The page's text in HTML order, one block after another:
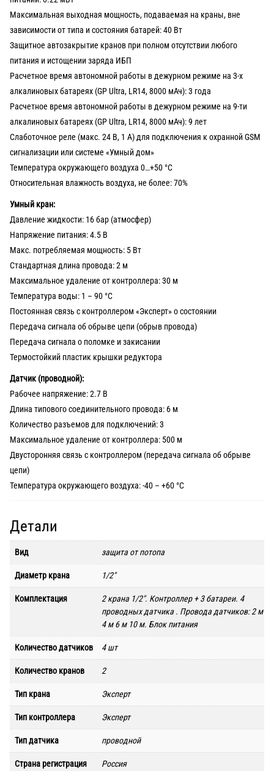
Максимальная выходная мощность, подаваемая на краны, вне
зависимости от типа и состояния батарей: 40 Вт
Защитное автозакрытие кранов при полном отсутствии любого
питания и истощении заряда ИБП
Расчетное время автономной работы в дежурном режиме на 3-х
алкалиновых батареях (GP Ultra, LR14, 8000 мАч): 3 года
Расчетное время автономной работы в дежурном режиме на 9-ти
алкалиновых батареях (GP Ultra, LR14, 8000 мАч): 9 лет
Слаботочное реле (макс. 24 В, 1 А) для подключения к охранной GSM
сигнализации или системе «Умный дом»
Температура окружающего воздуха 0…+50 °C
Относительная влажность воздуха, не более: 70%
Умный кран:
Давление жидкости: 16 бар (атмосфер)
Напряжение питания: 4.5 В
Макс. потребляемая мощность: 5 Вт
Стандартная длина провода: 2 м
Максимальное удаление от контроллера: 30 м
Температура воды: 1 – 90 °С
Постоянная связь с контроллером «Эксперт» о состоянии
Передача сигнала об обрыве цепи (обрыв провода)
Передача сигнала о поломке и закисании
Термостойкий пластик крышки редуктора
Датчик (проводной):
Рабочее напряжение: 2.7 В
Длина типового соединительного провода: 6 м
Количество разъемов для подключений: 3
Максимальное удаление от контроллера: 500 м
Двусторонняя связь с контроллером (передача сигнала об обрыве
цепи)
Температура окружающего воздуха: -40 – +60 °С
Детали
Вид защита от потопа
Диаметр крана 1/2"
Комплектация
2 крана 1/2". Контроллер + 3 батареи. 4
проводных датчика . Провода датчиков: 2 м
4 м 6 м 10 м. Блок питания
Количество датчиков 4 шт
Количество кранов 2
Тип крана Эксперт
Тип контроллера Эксперт
Тип датчика проводной
Страна регистрация
Россия